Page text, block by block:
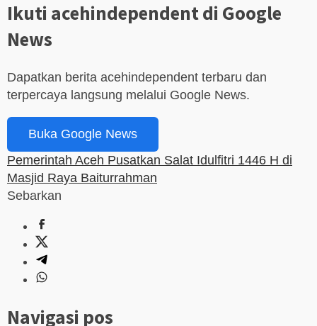
Ikuti acehindependent di Google
News
Dapatkan berita acehindependent terbaru dan
terpercaya langsung melalui Google News.
Buka Google News
Pemerintah Aceh Pusatkan Salat Idulfitri 1446 H di
Masjid Raya Baiturrahman
Sebarkan
Navigasi pos